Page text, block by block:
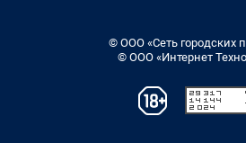
© ООО «Сеть городских
© ООО «Интернет